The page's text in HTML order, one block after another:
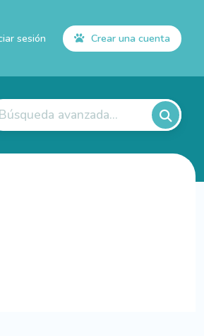
sesión Crear una cuenta
Búsqueda avanzada...